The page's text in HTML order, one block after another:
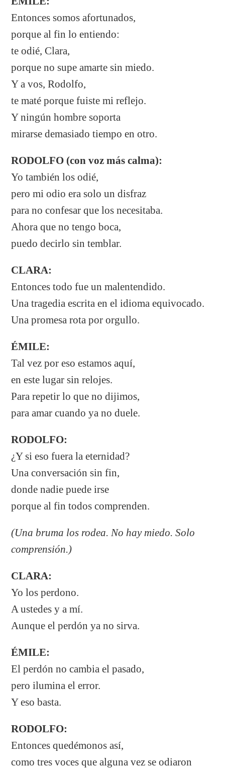
Entonces somos afortunados,
porque al fin lo entiendo:
te odié, Clara,
porque no supe amarte sin miedo.
Y a vos, Rodolfo,
te maté porque fuiste mi reflejo.
Y ningún hombre soporta
mirarse demasiado tiempo en otro.
RODOLFO (con voz más calma):
Yo también los odié,
pero mi odio era solo un disfraz
para no confesar que los necesitaba.
Ahora que no tengo boca,
puedo decirlo sin temblar.
CLARA:
Entonces todo fue un malentendido.
Una tragedia escrita en el idioma equivocado.
Una promesa rota por orgullo.
ÉMILE:
Tal vez por eso estamos aquí,
en este lugar sin relojes.
Para repetir lo que no dijimos,
para amar cuando ya no duele.
RODOLFO:
¿Y si eso fuera la eternidad?
Una conversación sin fin,
donde nadie puede irse
porque al fin todos comprenden.
(Una bruma los rodea. No hay miedo. Solo
comprensión.)
CLARA:
Yo los perdono.
A ustedes y a mí.
Aunque el perdón ya no sirva.
ÉMILE:
El perdón no cambia el pasado,
pero ilumina el error.
Y eso basta.
RODOLFO:
Entonces quedémonos así,
como tres voces que alguna vez se odiaron